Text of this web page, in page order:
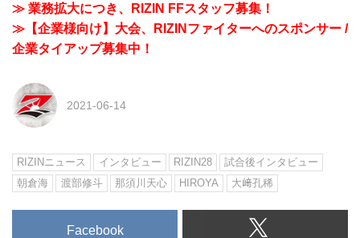
≫ 業務拡大につき、RIZIN FFスタッフ募集！
≫【企業様向け】大会、RIZINファイターへのスポンサー /
企業タイアップ募集中！
2021-06-14
RIZINニュース インタビュー RIZIN28
試合後インタビュー
朝倉海
渡部修斗 那須川天心 HIROYA 大﨑孔稀
Facebook